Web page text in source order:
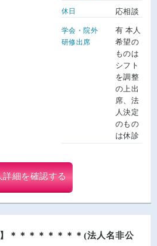
休日 応相談
学会・院外
研修出席
有 本人
希望の
ものは
シフト
を調整
の上出
席、法
人決定
のもの
は休診
詳細を確認する
＊＊＊＊＊＊＊＊(法人名非公